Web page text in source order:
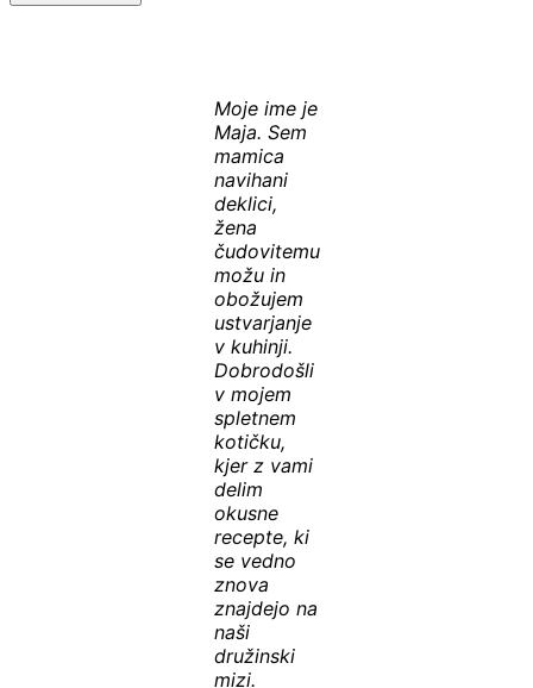
Moje ime je
Maja. Sem
mamica
navihani
deklici,
žena
čudovitemu
možu in
obožujem
ustvarjanje
v kuhinji.
Dobrodošli
v mojem
spletnem
kotičku,
kjer z vami
delim
okusne
recepte, ki
se vedno
znova
znajdejo na
naši
družinski
mizi.